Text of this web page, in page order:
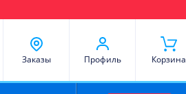
Заказы Профиль Корзина